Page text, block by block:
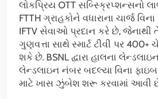
લોકપ્રિય OTT સબ્સ્ક્રિપ્શન્સનો
FTTH ગ્રાહકોને વધારાના ચાર્જ
IFTV સેવાઓ પ્રદાન કરે છે, જેનાથી
ગુણવત્તા સાથે સ્માર્ટ ટીવી પર
શકે છે. BSNL દ્વારા હાલના
લેન્ડલાઇન નંબર બદલ્યા વિના
માટે ખાસ ઝુંબેશ શરૂ કરવામાં આવી